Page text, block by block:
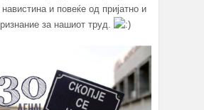
и повеќе од пријатно и
за нашиот труд.